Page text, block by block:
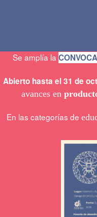
Se amplía la
Abierto hasta el 31 de
avances en
En las categorías de